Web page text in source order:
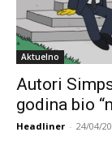
Aktuelno
Autori
godina bio
Headliner - 24/04/